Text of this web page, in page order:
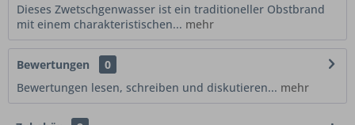
Dieses Zwetschgenwasser ist ein traditioneller Obstbrand
mit einem charakteristischen... mehr
Bewertungen
0
Bewertungen lesen, schreiben und diskutieren... mehr